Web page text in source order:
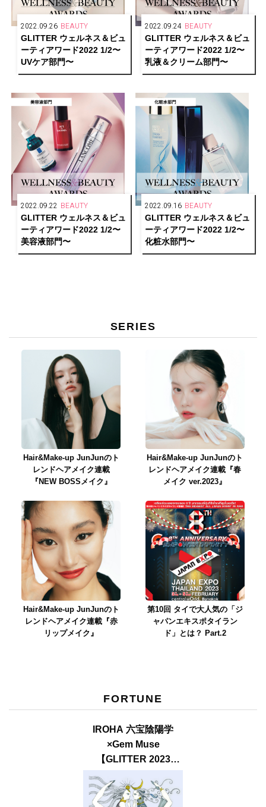
2022.09.26 BEAUTY
GLITTER ウェルネス＆ビュ
ーティアワード2022 1/2〜
UVケア部門〜
2022.09.24 BEAUTY
GLITTER ウェルネス＆ビュ
ーティアワード2022 1/2〜
乳液＆クリーム部門〜
2022.09.22 BEAUTY
GLITTER ウェルネス＆ビュ
ーティアワード2022 1/2〜
美容液部門〜
2022.09.16 BEAUTY
GLITTER ウェルネス＆ビュ
ーティアワード2022 1/2〜
化粧水部門〜
SERIES
Hair&Make-up JunJunのト
レンドヘアメイク連載
『NEW BOSSメイク』
Hair&Make-up JunJunのト
レンドヘアメイク連載『春
メイク ver.2023』
Hair&Make-up JunJunのト
レンドヘアメイク連載『赤
リップメイク』
第10回 タイで大人気の「ジ
ャパンエキスポタイラン
ド」とは？ Part.2
FORTUNE
IROHA 六宝陰陽学
×Gem Muse
【GLITTER 2023
SUMMER issue】